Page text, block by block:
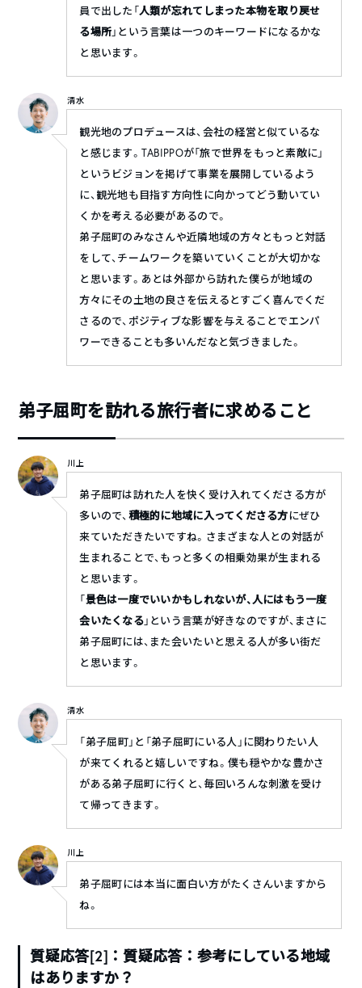
員で出した「人類が忘れてしまった本物を取り戻せ
る場所」という言葉は一つのキーワードになるかな
と思います。
清水
観光地のプロデュースは、会社の経営と似ているな
と感じます。TABIPPOが「旅で世界をもっと素敵に」
というビジョンを掲げて事業を展開しているよう
に、観光地も目指す方向性に向かってどう動いてい
くかを考える必要があるので。
弟子屈町のみなさんや近隣地域の方々ともっと対話
をして、チームワークを築いていくことが大切かな
と思います。あとは外部から訪れた僕らが地域の
方々にその土地の良さを伝えるとすごく喜んでくだ
さるので、ポジティブな影響を与えることでエンパ
ワーできることも多いんだなと気づきました。
弟子屈町を訪れる旅行者に求めること
川上
弟子屈町は訪れた人を快く受け入れてくださる方が
多いので、積極的に地域に入ってくださる方にぜひ
来ていただきたいですね。さまざまな人との対話が
生まれることで、もっと多くの相乗効果が生まれる
と思います。
「景色は一度でいいかもしれないが、人にはもう一度
会いたくなる」という言葉が好きなのですが、まさに
弟子屈町には、また会いたいと思える人が多い街だ
と思います。
清水
「弟子屈町」と「弟子屈町にいる人」に関わりたい人
が来てくれると嬉しいですね。僕も穏やかな豊かさ
がある弟子屈町に行くと、毎回いろんな刺激を受け
て帰ってきます。
川上
弟子屈町には本当に面白い方がたくさんいますから
ね。
質疑応答[2]：質疑応答：参考にしている地域
はありますか？